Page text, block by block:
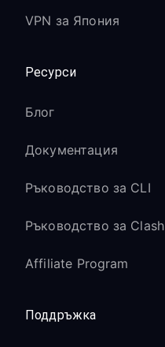
VPN за Япония
Ресурси
Блог
Документация
Ръководство за CLI
Ръководство за Clash
Affiliate Program
Поддръжка